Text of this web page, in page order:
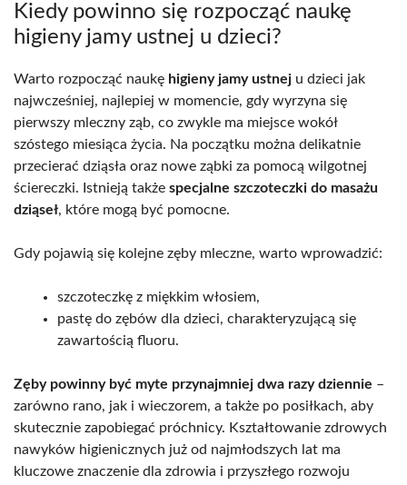
Kiedy powinno się rozpocząć naukę
higieny jamy ustnej u dzieci?
Warto rozpocząć naukę higieny jamy ustnej u dzieci jak
najwcześniej, najlepiej w momencie, gdy wyrzyna się
pierwszy mleczny ząb, co zwykle ma miejsce wokół
szóstego miesiąca życia. Na początku można delikatnie
przecierać dziąsła oraz nowe ząbki za pomocą wilgotnej
ściereczki. Istnieją także specjalne szczoteczki do masażu
dziąseł, które mogą być pomocne.
Gdy pojawią się kolejne zęby mleczne, warto wprowadzić:
szczoteczkę z miękkim włosiem,
pastę do zębów dla dzieci, charakteryzującą się
zawartością fluoru.
Zęby powinny być myte przynajmniej dwa razy dziennie –
zarówno rano, jak i wieczorem, a także po posiłkach, aby
skutecznie zapobiegać próchnicy. Kształtowanie zdrowych
nawyków higienicznych już od najmłodszych lat ma
kluczowe znaczenie dla zdrowia i przyszłego rozwoju